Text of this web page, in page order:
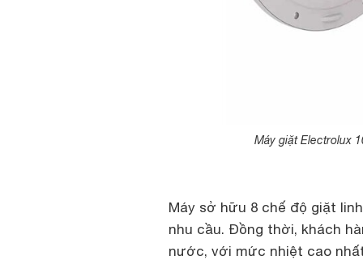
Máy giặt Electrolux
Máy sở hữu 8 chế độ giặt
nhu cầu. Đồng thời, khách
nước, với mức nhiệt cao